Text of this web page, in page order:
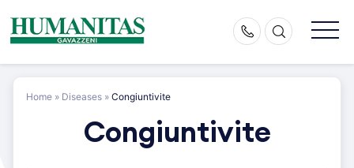
content
Home » Diseases » Congiuntivite
Congiuntivite